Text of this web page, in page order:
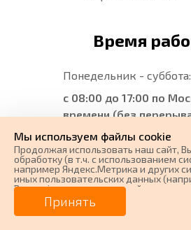
0 ₽
от0₽/мес. Плати частями
Время
Понедельник - суббота:
с 08:00 до 17:00 по
времени (без
Воскресенье: Выходной
Мы в
Вконтакте
Мы используем файлы cookie
Продолжая использовать наш cайт,
обработку (в т.ч. с использованием
например Яндекс.Метрика и других
иных пользовательских данных
Вашем ip-адресе, сведений о
устройства, времени посещения
ресурсах сети Интернет, с которых
переходы на наш сайт, сведения о
Принять